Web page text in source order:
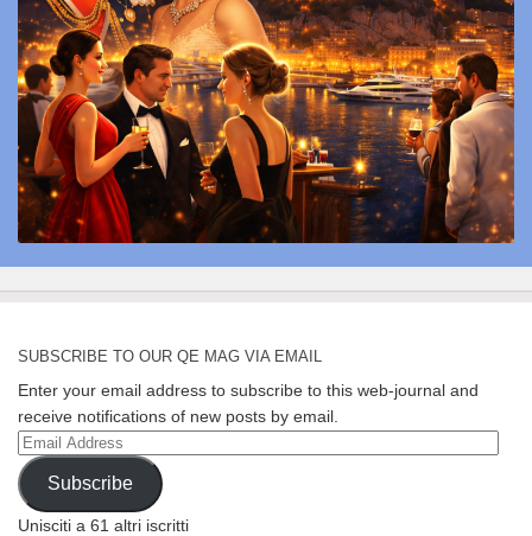
SUBSCRIBE TO OUR QE MAG VIA EMAIL
Enter your email address to subscribe to this web-journal and
receive notifications of new posts by email.
Email
Address
Subscribe
Unisciti a 61 altri iscritti